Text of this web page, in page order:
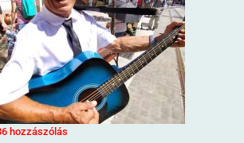
hozzászólás